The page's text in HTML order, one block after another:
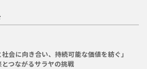
社会に向き合い、持続可能な価値を紡ぐ」
つながるサラヤの挑戦